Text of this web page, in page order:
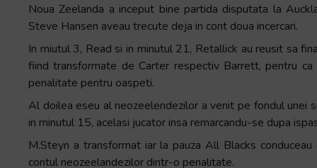
screen
reader
navigate
interact
Noua Zeelanda a inceput bine partida disputata la
Steve Hansen aveau trecute deja in cont doua incercari.
In miutul 3, Read si in minutul 21, Retallick au reusit sa
fiind transformate de Carter respectiv Barrett, pentru
penalitate pentru oaspeti.
Al doilea eseu al neozeelendezilor a venit pe fondul unei
in minutul 15, acelasi jucator insa remarcandu-se dupa
M.Steyn a transformat iar la pauza All Blacks
contul neozeelandezilor dintr-o penalitate.